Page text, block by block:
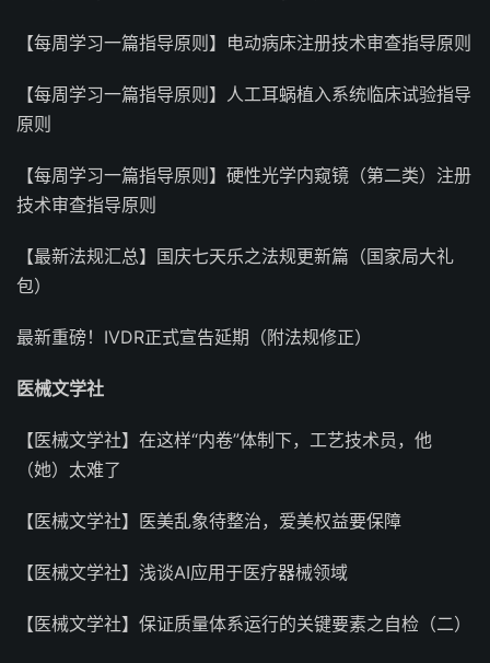
【每周学习一篇指导原则】电动病床注册技术审查指导原则
【每周学习一篇指导原则】人工耳蜗植入系统临床试验指导
原则
【每周学习一篇指导原则】硬性光学内窥镜（第二类）注册
技术审查指导原则
【最新法规汇总】国庆七天乐之法规更新篇（国家局大礼
包）
最新重磅！IVDR正式宣告延期（附法规修正）
医械文学社
【医械文学社】在这样“内卷”体制下，工艺技术员，他
（她）太难了
【医械文学社】医美乱象待整治，爱美权益要保障
【医械文学社】浅谈AI应用于医疗器械领域
【医械文学社】保证质量体系运行的关键要素之自检（二）